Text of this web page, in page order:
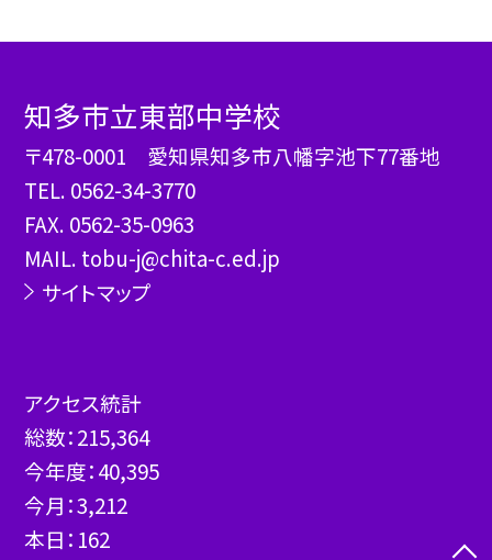
知多市立東部中学校
〒478-0001 愛知県知多市八幡字池下77番地
TEL. 0562-34-3770
FAX. 0562-35-0963
MAIL. tobu-j@chita-c.ed.jp
サイトマップ
アクセス統計
総数：215,364
今年度：40,395
今月：3,212
本日： 162